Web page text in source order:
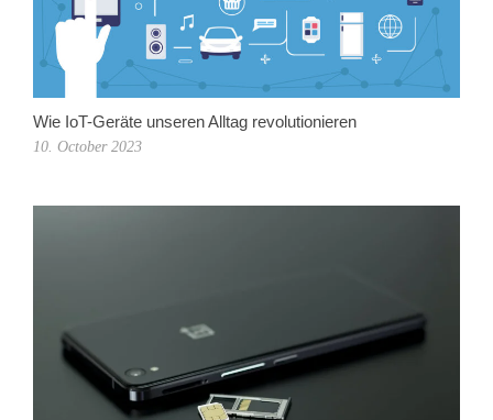
Wie IoT-Geräte unseren Alltag revolutionieren
10. October 2023